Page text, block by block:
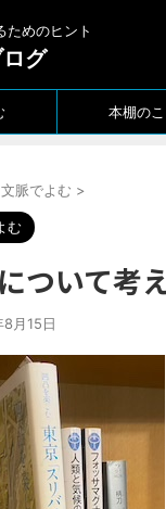
ためのヒント
グ
本棚のこ
文脈でよむ >
む
ついて考
月15日